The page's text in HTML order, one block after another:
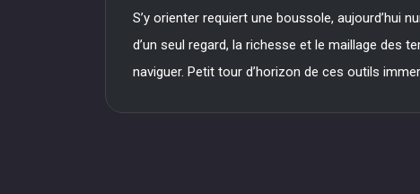
S’y orienter requiert une boussole, aujourd’hui
d’un seul regard, la richesse et le maillage des
naviguer. Petit tour d’horizon de ces outils